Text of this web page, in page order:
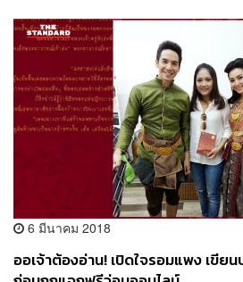
6 มีนาคม 2018
ออเจ้าต้องอ่าน! เปิดใจรอมแพง เขีย